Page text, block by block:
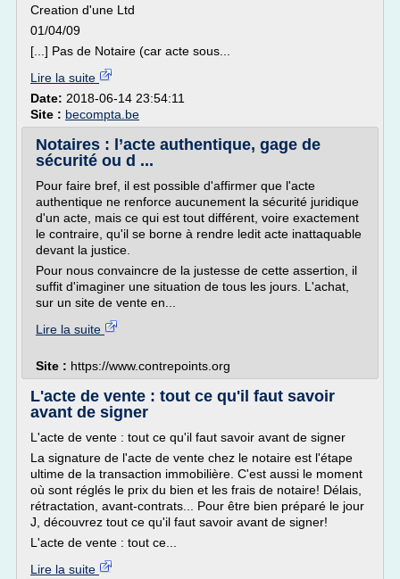
Creation d'une Ltd
01/04/09
[...] Pas de Notaire (car acte sous...
Lire la suite
Date: 2018-06-14 23:54:11
Site : becompta.be
Notaires : l’acte authentique, gage de
sécurité ou d ...
Pour faire bref, il est possible d'affirmer que l'acte
authentique ne renforce aucunement la sécurité juridique
d'un acte, mais ce qui est tout différent, voire exactement
le contraire, qu'il se borne à rendre ledit acte inattaquable
devant la justice.
Pour nous convaincre de la justesse de cette assertion, il
suffit d'imaginer une situation de tous les jours. L'achat,
sur un site de vente en...
Lire la suite
Site : https://www.contrepoints.org
L'acte de vente : tout ce qu'il faut savoir
avant de signer
L'acte de vente : tout ce qu'il faut savoir avant de signer
La signature de l'acte de vente chez le notaire est l'étape
ultime de la transaction immobilière. C'est aussi le moment
où sont réglés le prix du bien et les frais de notaire! Délais,
rétractation, avant-contrats... Pour être bien préparé le jour
J, découvrez tout ce qu'il faut savoir avant de signer!
L'acte de vente : tout ce...
Lire la suite